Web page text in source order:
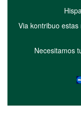
Via kontribuo
Necesitamos